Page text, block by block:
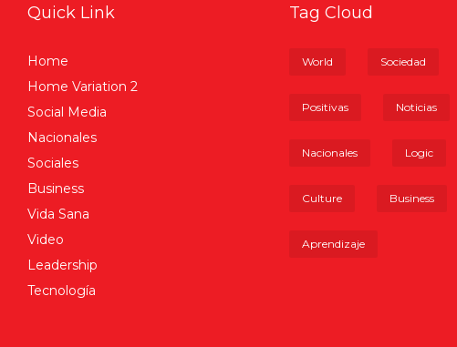
Quick Link
Home
Home Variation 2
Social Media
Nacionales
Sociales
Business
Vida Sana
Video
Leadership
Tecnología
Tag Cloud
World Sociedad
Positivas Noticias
Nacionales Logic
Culture Business
Aprendizaje